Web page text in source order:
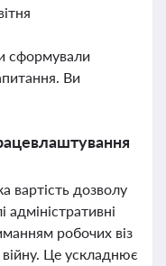
сформували
Ви
вартість дозволу
робочих віз
війну. Це ускладнює